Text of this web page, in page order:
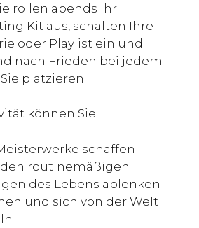
rollen abends Ihr
Kit aus, schalten Ihre
oder Playlist ein und
nach Frieden bei jedem
platzieren.
können Sie:
schaffen
den routinemäßigen
des Lebens ablenken
und sich von der Welt